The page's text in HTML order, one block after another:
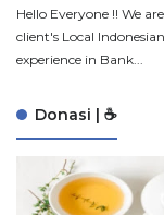
Hello Everyone !! We
client's Local
experience in Bank...
Donasi | ☕